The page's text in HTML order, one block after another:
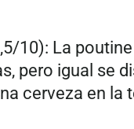
10): La
pero igual se
cerveza en la